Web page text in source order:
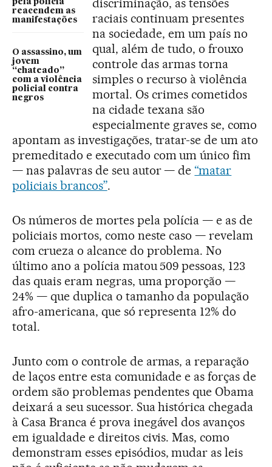
reacendem as
manifestações
O assassino, um
jovem
“chateado”
com a violência
policial contra
negros
raciais continuam presentes
na sociedade, em um país no
qual, além de tudo, o frouxo
controle das armas torna
simples o recurso à violência
mortal. Os crimes cometidos
na cidade texana são
especialmente graves se, como
apontam as investigações, tratar-se de um ato
premeditado e executado com um único fim
— nas palavras de seu autor — de“matar
policiais brancos”.
Os números de mortes pela polícia — e as de
policiais mortos, como neste caso — revelam
com crueza o alcance do problema. No
último ano a polícia matou 509 pessoas, 123
das quais eram negras, uma proporção —
24% — que duplica o tamanho da população
afro-americana, que só representa 12% do
total.
Junto com o controle de armas, a reparação
de laços entre esta comunidade e as forças de
ordem são problemas pendentes que Obama
deixará a seu sucessor. Sua histórica chegada
à Casa Branca é prova inegável dos avanços
em igualdade e direitos civis. Mas, como
demonstram esses episódios, mudar as leis